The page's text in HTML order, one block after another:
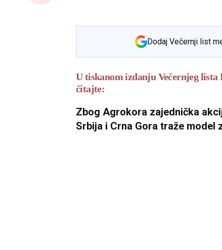
Dodaj Večernji list
U tiskanom izdanju Večernjeg
čitajte:
Zbog Agrokora zajednička
Srbija i Crna Gora traže model